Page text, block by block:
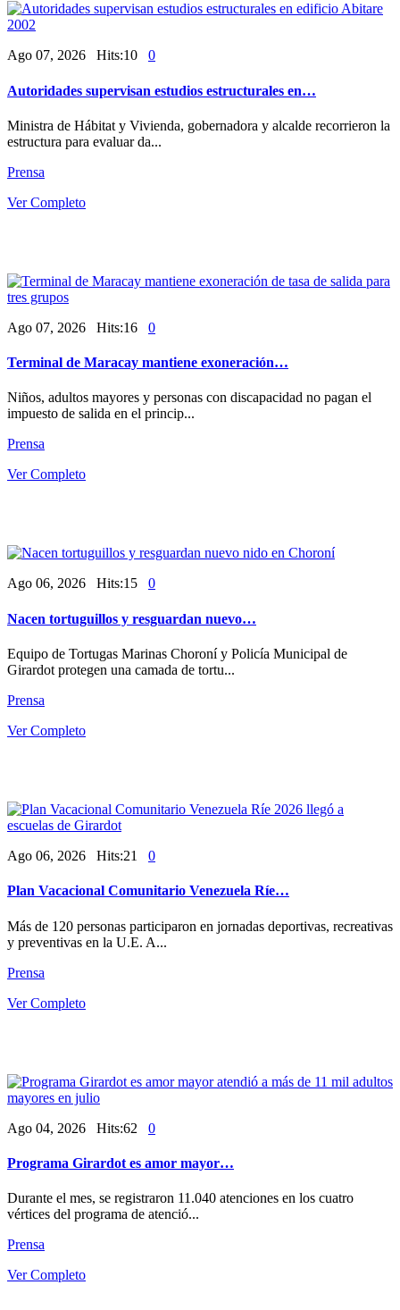
Ago 07, 2026 Hits:10 0
Autoridades supervisan estudios estructurales en…
Ministra de Hábitat y Vivienda, gobernadora y alcalde recorrieron la
estructura para evaluar da...
Prensa
Ver Completo
Ago 07, 2026 Hits:16 0
Terminal de Maracay mantiene exoneración…
Niños, adultos mayores y personas con discapacidad no pagan el
impuesto de salida en el princip...
Prensa
Ver Completo
Ago 06, 2026 Hits:15 0
Nacen tortuguillos y resguardan nuevo…
Equipo de Tortugas Marinas Choroní y Policía Municipal de
Girardot protegen una camada de tortu...
Prensa
Ver Completo
Ago 06, 2026 Hits:21 0
Plan Vacacional Comunitario Venezuela Ríe…
Más de 120 personas participaron en jornadas deportivas, recreativas
y preventivas en la U.E. A...
Prensa
Ver Completo
Ago 04, 2026 Hits:62 0
Programa Girardot es amor mayor…
Durante el mes, se registraron 11.040 atenciones en los cuatro
vértices del programa de atenció...
Prensa
Ver Completo